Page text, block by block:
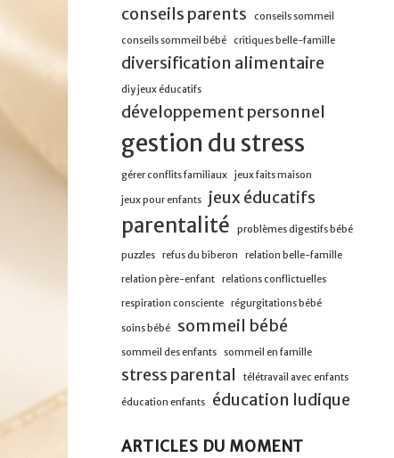
conseils parents
conseils sommeil
conseils sommeil bébé critiques belle-famille
diversification alimentaire
diy jeux éducatifs
développement personnel
gestion du stress
gérer conflits familiaux jeux faits maison
jeux pour enfants jeux éducatifs
parentalité problèmes digestifs bébé
puzzles refus du biberon relation belle-famille
relation père-enfant relations conflictuelles
respiration consciente régurgitations bébé
soins bébé sommeil bébé
sommeil des enfants sommeil en famille
stress parental télétravail avec enfants
éducation enfants éducation ludique
ARTICLES DU MOMENT